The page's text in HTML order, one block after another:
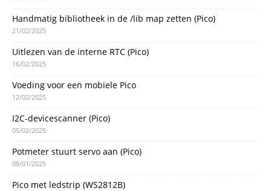
Handmatig bibliotheek in de /lib map zetten (Pico)
21/02/2025
Uitlezen van de interne RTC (Pico)
16/02/2025
Voeding voor een mobiele Pico
12/02/2025
I2C-devicescanner (Pico)
05/02/2025
Potmeter stuurt servo aan (Pico)
08/01/2025
Pico met ledstrip (WS2812B)